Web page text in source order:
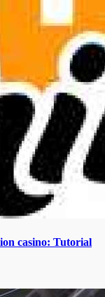
casino: Tutorial